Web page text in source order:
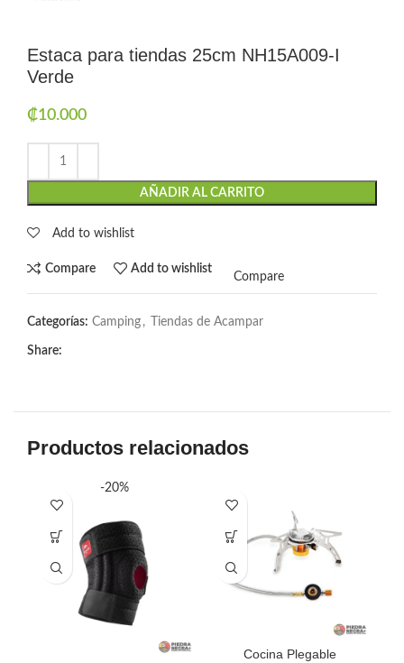
Estaca para tiendas 25cm NH15A009-I
Verde
₡10.000
AÑADIR AL CARRITO
Add to wishlist
Compare Add to wishlist
Compare
Categorías: Camping , Tiendas de Acampar
Share:
Productos relacionados
-20%
Cocina Plegable